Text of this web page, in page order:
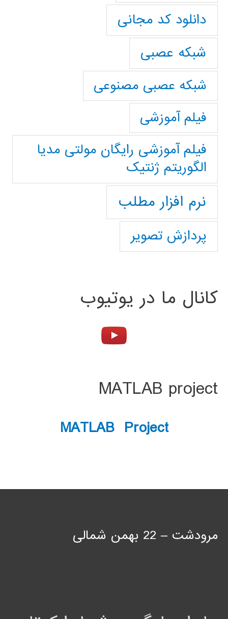
دانلود کد مجانی
شبکه عصبی
شبکه عصبی مصنوعی
فیلم آموزشی
فیلم آموزشی رایگان مولتی مدیا
الگوریتم ژنتیک
نرم افزار مطلب
پردازش تصویر
کانال ما در یوتیوب
MATLAB project
MATLAB Project
مرودشت – 22 بهمن شمالی